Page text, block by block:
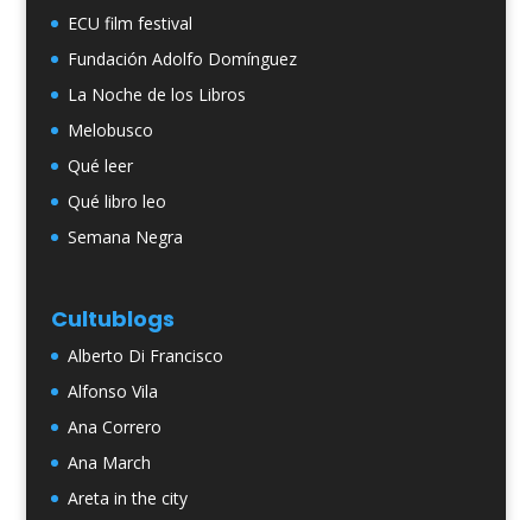
ECU film festival
Fundación Adolfo Domínguez
La Noche de los Libros
Melobusco
Qué leer
Qué libro leo
Semana Negra
Cultublogs
Alberto Di Francisco
Alfonso Vila
Ana Correro
Ana March
Areta in the city